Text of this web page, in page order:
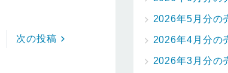
次の投稿